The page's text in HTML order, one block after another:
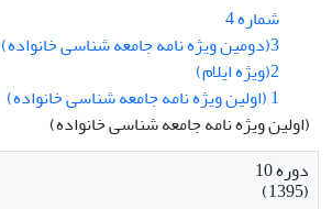
شماره 4
3(دومین ویژه نامه جامعه شناسی خانواده)
2(ویژه ایلام)
1 (اولین ویژه نامه جامعه شناسی خانواده)
(اولین ویژه نامه جامعه شناسی خانواده)
دوره 10
(1395)